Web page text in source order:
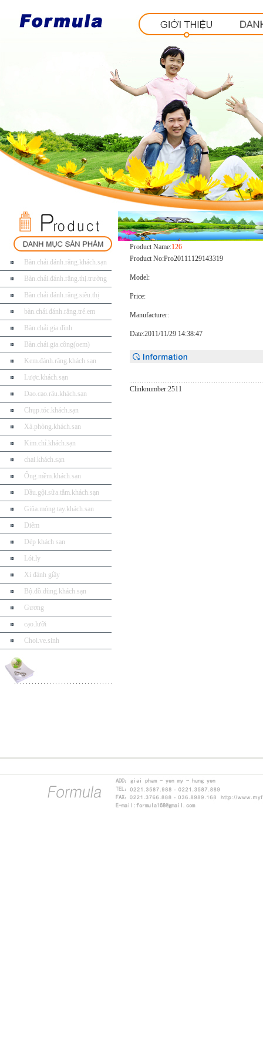
Product Name:126
Product No:Pro20111129143319
Model:
Price:
Manufacturer:
Date:2011/11/29 14:38:47
Clinknumber:2511
Bàn.chải.đánh.răng.khách.sạn
Bàn.chải.đánh.răng.thị.trường
Bàn.chải.đánh.răng.siêu.thị
bàn.chải.đánh.răng.trẻ.em
Bàn.chải.gia.đình
Bàn.chải.gia.công(oem)
Kem.đánh.răng.khách.sạn
Lược.khách.sạn
Dao.cạo.râu.khách.sạn
Chụp.tóc.khách.sạn
Xà.phòng.khách.sạn
Kim.chỉ.khách.sạn
chai.khách.sạn
Ống.mềm.khách.sạn
Dầu.gội.sữa.tắm.khách.sạn
Giũa.móng.tay.khách.sạn
Diêm
Dép khách sạn
Lót.ly
Xi đánh giầy
Bộ.đồ.dùng.khách.sạn
Gương
cạo.lưỡi
Choi.ve.sinh